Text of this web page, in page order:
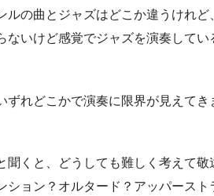
ルの曲とジャズはどこか違うけれ
ないけど感覚でジャズを演奏して
ずれどこかで演奏に限界が見えて
聞くと、どうしても難しく考えて敬
ション？オルタード？アッパースト